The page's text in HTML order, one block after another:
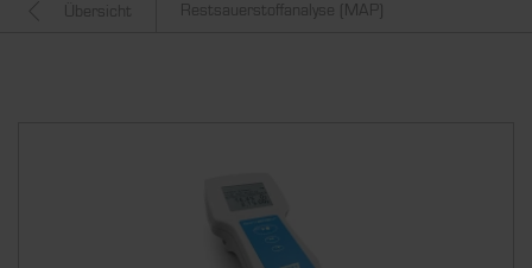
Übersicht Restsauerstoffanalyse (MAP)